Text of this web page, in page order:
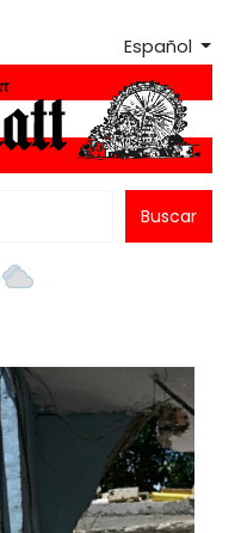
Español
Buscar